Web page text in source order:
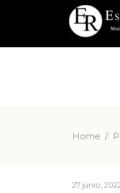
Home /
27 junio,